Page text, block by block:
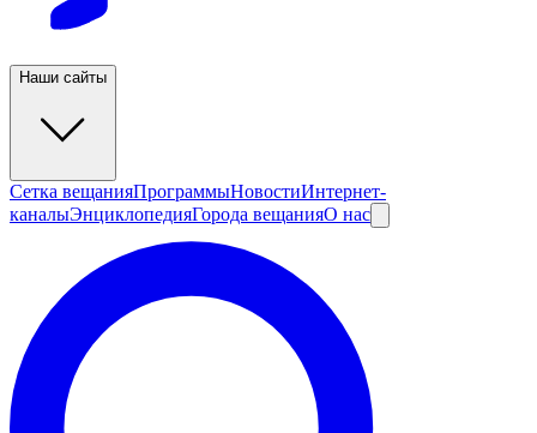
Наши сайты
Сетка вещанияПрограммыНовостиИнтернет-
каналыЭнциклопедияГорода вещанияО нас